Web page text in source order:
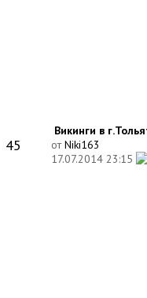
45
Викинги в
отNiki163
17.07.2014 23:15